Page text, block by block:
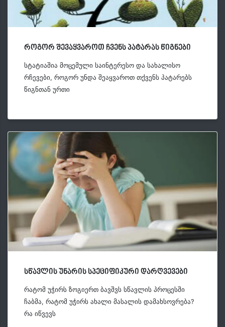
როგორ შევაყვაროთ ჩვენს პატარას წიგნები
სტატიაშია მოცემული საინტერესო და სახალისო
რჩევები, როგორ უნდა შეაყვაროთ თქვენს პატარებს
წიგნთან ურთი
სწავლის უნარის სპეციფიკური დარღვევები
რატომ უჭირს ზოგიერთ ბავშვს სწავლის პროცესში
ჩაბმა, რატომ უჭირს ახალი მასალის დამახსოვრება?
რა იწვევს